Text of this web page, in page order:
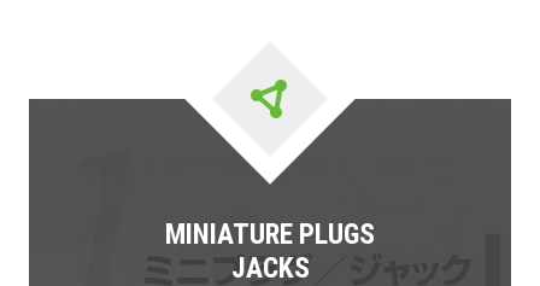
MINIATURE PLUGS
JACKS